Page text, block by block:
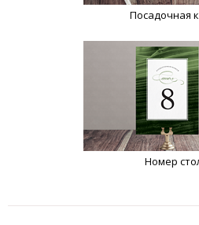
Посадочная
Номер